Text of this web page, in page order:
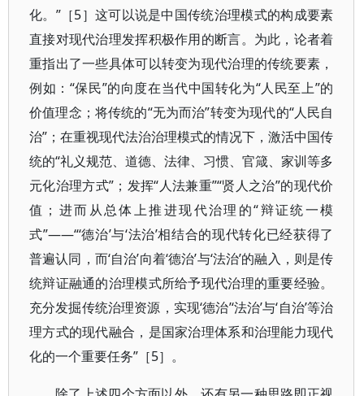
化。”［5］这可以说是中国传统治理模式的构成要素
直接对现代治理发挥积极作用的断言。为此，论者着
重指出了一些具体可以转变为现代治理的传统要素，
例如：“保民”的向度在当代中国转化为“人民至上”的
价值理念；将传统的“无为而治”转变为现代的“人民自
治”；在重视现代法治治理模式的情况下，激活中国传
统的“礼义规范、道德、法律、习惯、官箴、家训等多
元化治理方式”；发挥“人法兼重”“贤人之治”的现代价
值；进而从总体上推进现代治理的“辩证统一模
式”——“‘德治’与‘法治’相结合的现代转化已经获得了
普遍认同，而‘自治’向着‘德治’与‘法治’的融入，则是传
统辩证融通的治理模式所给予现代治理的重要经验。
充分发掘传统治理资源，实现‘德治’‘法治’与‘自治’等治
理方式的现代融合，是国家治理体系和治理能力现代
化的一个重要任务”［5］。